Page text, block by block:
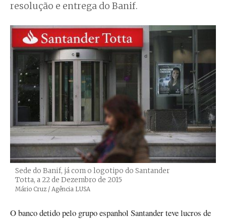
resolução e entrega do Banif.
Sede do Banif, já com o logotipo do Santander
Totta, a 22 de Dezembro de 2015
Créditos
Mário Cruz / Agência LUSA
O banco detido pelo grupo espanhol Santander teve lucros de